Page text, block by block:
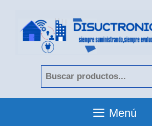
Menú